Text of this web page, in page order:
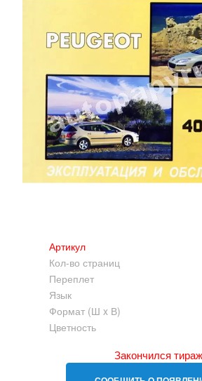
Артикул
Кол-во страниц
Переплет
Язык
Формат (Ш x В)
Цветность
Закончился тираж